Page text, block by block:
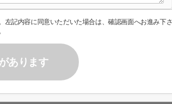
左記内容に同意いただいた場合は、確認画面へお進み下さ
あります